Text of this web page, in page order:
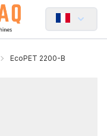
EcoPET 2200-B